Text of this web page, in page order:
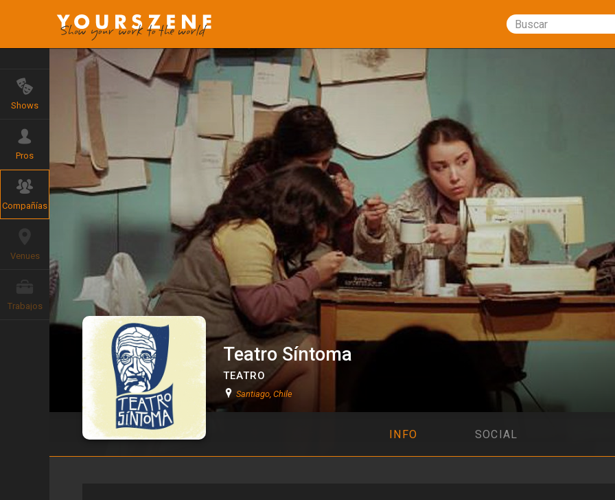
Buscar
Shows
Pros
Compañías
Venues
Trabajos
Teatro Síntoma
TEATRO
Santiago, Chile
INFO SOCIAL